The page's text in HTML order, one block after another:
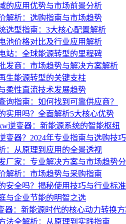
的应用优势与市场前景分析
解析：选购指南与市场趋势
选型指南：3大核心配置解析
池价格对比及行业应用解析
站：全球能源转型的里程碑
发商：市场趋势与解决方案解析
生能源转型的关键支柱
柔性直流技术发展趋势
询指南：如何找到可靠供应商？
实用吗？全面解析5大核心优势
逆变器：新能源系统的智能枢纽
变器？2024年专业指南与选购技巧
：从原理到应用的全景透视
厂家：专业解决方案与市场趋势
解析：市场趋势与采购指南
安全吗？揭秘使用技巧与行业标准
与企业节能的明智之选
器：新能源时代的核心动力转换
法全解析：从原理到实践指南